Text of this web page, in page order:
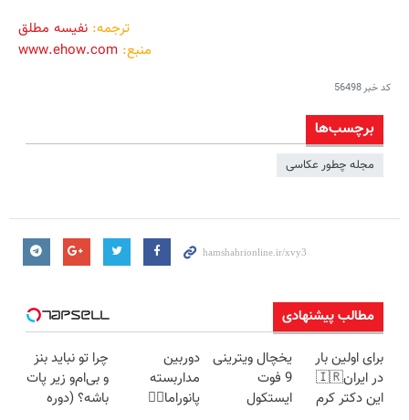
ترجمه: نفیسه مطلق
منبع: www.ehow.com
کد خبر56498
برچسب‌ها
مجله چطور عکاسی
مطالب پیشنهادی
برای اولین بار
در ایران🇮🇷
این دکتر کرم
یخچال ویترینی
9 فوت
ایستکول
دوربین
مداربسته
پانوراما👈🏻
چرا تو نباید بنز
و بی‌ام‌و زیر پات
باشه؟ (دوره